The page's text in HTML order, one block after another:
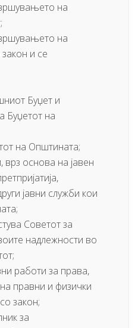
на
на
и се
Буџет и
Буџетот на
на Општината;
врз основа на јавен
јавни служби кои
Советот за
надлежности во
работи за права,
правни и физички
закон;
за